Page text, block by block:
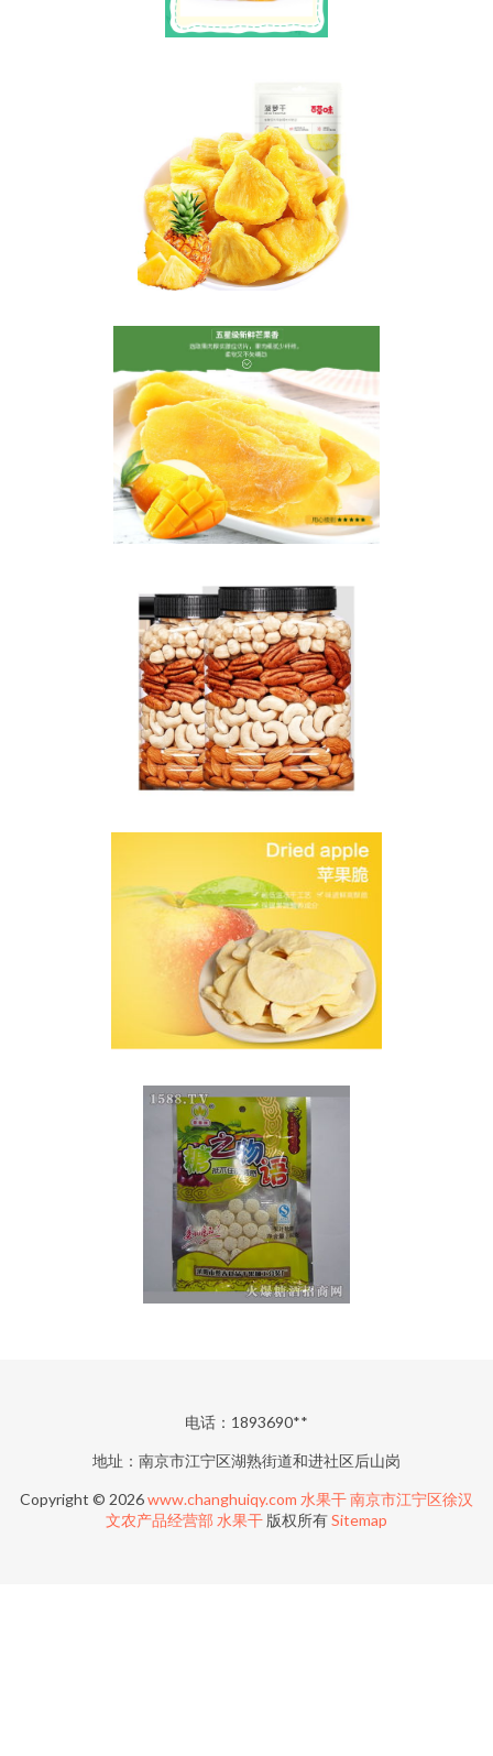
电话：1893690**
地址：南京市江宁区湖熟街道和进社区后山岗
Copyright © 2026www.changhuiqy.com 水果干南京市江宁区徐汉
文农产品经营部 水果干 版权所有Sitemap